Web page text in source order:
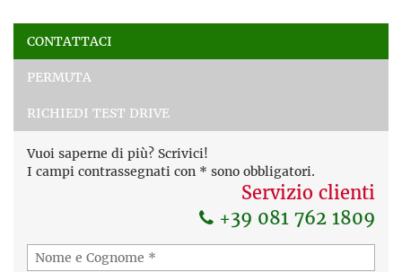
Ho letto e accetto
Acconsento al trattamento dei miei dati per finalità di
marketing
Invia la tua richiesta
CONTATTACI
PERMUTA
RICHIEDI TEST DRIVE
Vuoi saperne di più? Scrivici!
I campi contrassegnati con * sono obbligatori.
Servizio clienti
+39 081 762 1809